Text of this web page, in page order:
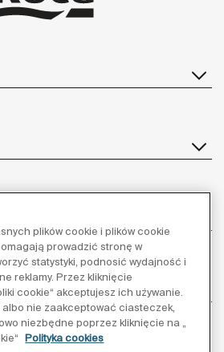
nas:
plików cookie i plików cookie
prowadzić stronę w
statystyki, podnosić wydajność i
reklamy. Przez kliknięcie
cookie“ akceptujesz ich używanie.
nie zaakceptować ciasteczek,
niezbędne poprzez kliknięcie na „
Polityka cookies